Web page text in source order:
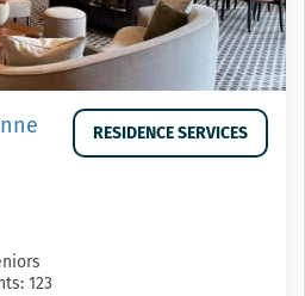
RESIDENCE SERVICES
123